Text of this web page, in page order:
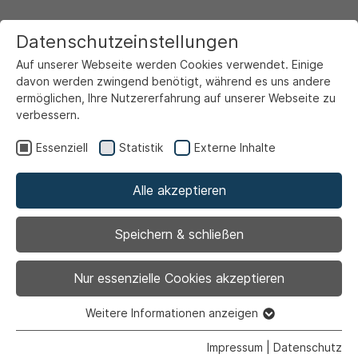
VHS-Studienreise:
„Sehnsuchtsort
Toskana – Kunst, Kultur
Datenschutzeinstellungen
Auf unserer Webseite werden Cookies verwendet. Einige
davon werden zwingend benötigt, während es uns andere
ermöglichen, Ihre Nutzererfahrung auf unserer Webseite zu
verbessern.
Essenziell Statistik Externe Inhalte
Alle akzeptieren
Speichern & schließen
Nur essenzielle Cookies akzeptieren
Essenzielle Cookies werden für grundlegende Funktionen
Weitere Informationen anzeigen
Impressum Datenschutz